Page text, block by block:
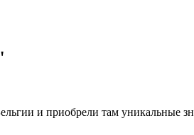
и приобрели там уникальные